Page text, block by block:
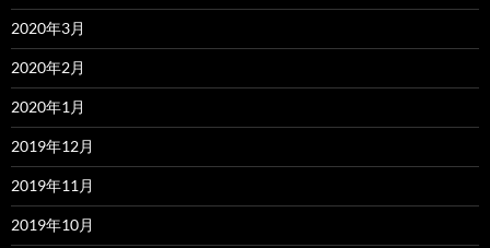
2020年3月
2020年2月
2020年1月
2019年12月
2019年11月
2019年10月